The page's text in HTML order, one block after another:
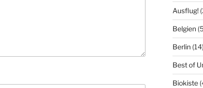
Ausflug!
Belgien
Berlin(14)
Best of
Biokiste